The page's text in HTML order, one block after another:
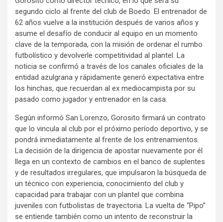
segundo ciclo al frente del club de Boedo. El entrenador de
62 años vuelve a la institución después de varios años y
asume el desafío de conducir al equipo en un momento
clave de la temporada, con la misión de ordenar el rumbo
futbolístico y devolverle competitividad al plantel. La
noticia se confirmó a través de los canales oficiales de la
entidad azulgrana y rápidamente generó expectativa entre
los hinchas, que recuerdan al ex mediocampista por su
pasado como jugador y entrenador en la casa.
Según informó San Lorenzo, Gorosito firmará un contrato
que lo vincula al club por el próximo período deportivo, y se
pondrá inmediatamente al frente de los entrenamientos.
La decisión de la dirigencia de apostar nuevamente por él
llega en un contexto de cambios en el banco de suplentes
y de resultados irregulares, que impulsaron la búsqueda de
un técnico con experiencia, conocimiento del club y
capacidad para trabajar con un plantel que combina
juveniles con futbolistas de trayectoria. La vuelta de “Pipo”
se entiende también como un intento de reconstruir la